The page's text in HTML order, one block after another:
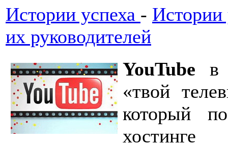
Истории успеха - Истории
их руководителей
YouTube в
«твой
который